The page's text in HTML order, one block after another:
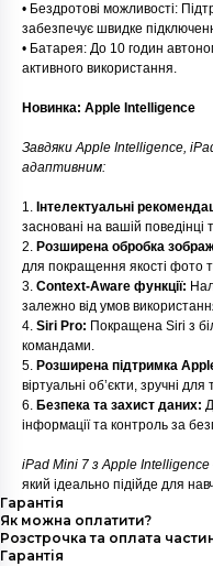
• Бездротові можливості:
забезпечує швидке
• Батарея: До 10 годин
активного використання.
Новинка: Apple Intelligence
Завдяки Apple Intelligence,
адаптивним:
1. Інтелектуальні
засновані на вашій поведінці
2. Розширена обробка
для покращення якості фото
3. Context-Aware функції:
залежно від умов
4. Siri Pro: Покращена Siri з
командами.
5. Розширена підтримка
віртуальні об’єкти, зручні
6. Безпека та захист даних:
інформації та контроль за
iPad Mini 7 з Apple Intelligence
який ідеально підійде для
Гарантія
Як можна оплатити?
Розстрочка та оплата
Гарантія